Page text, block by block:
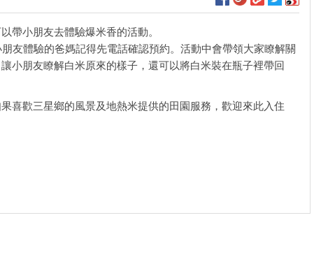
帶小朋友去體驗爆米香的活動。
友體驗的爸媽記得先電話確認預約。活動中會帶領大家瞭解關
小朋友瞭解白米原來的樣子，還可以將白米裝在瓶子裡帶回
喜歡三星鄉的風景及地熱米提供的田園服務，歡迎來此入住